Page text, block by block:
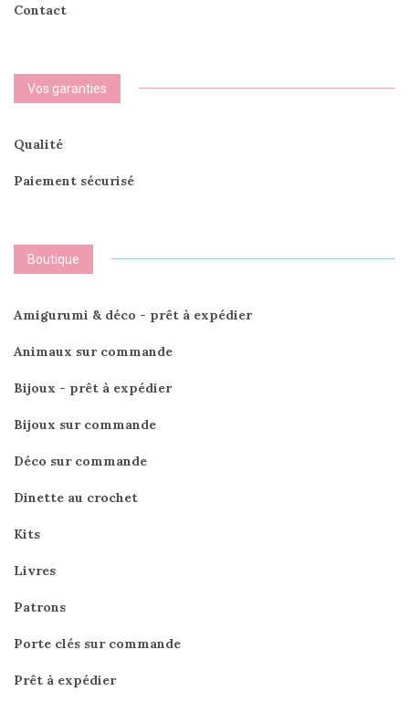
Contact
Vos garanties
Qualité
Paiement sécurisé
Boutique
Amigurumi & déco - prêt à expédier
Animaux sur commande
Bijoux - prêt à expédier
Bijoux sur commande
Déco sur commande
Dinette au crochet
Kits
Livres
Patrons
Porte clés sur commande
Prêt à expédier